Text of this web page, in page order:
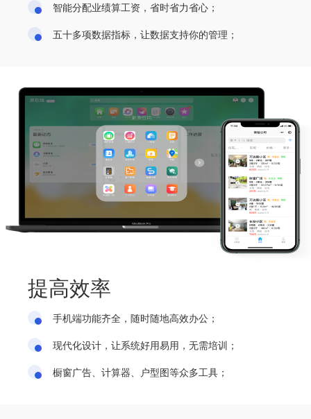
智能分配业绩算工资，省时省力省心；
五十多项数据指标，让数据支持你的管理；
提高效率
手机端功能齐全，随时随地高效办公；
现代化设计，让系统好用易用，无需培训；
橱窗广告、计算器、户型图等众多工具；